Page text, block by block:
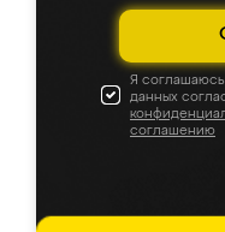
Я
данных
соглашению